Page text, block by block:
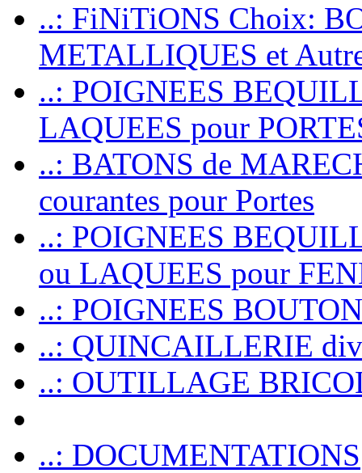
..: FiNiTiONS Choix:
METALLIQUES et
..: POIGNEES
LAQUEES pour
..: BATONS de
courantes pour Portes
..: POIGNEES
ou LAQUEES pour
..: POIGNEES
..: QUINCAILLERIE
..: OUTILLAGE
..: DOCUMENTATIONS